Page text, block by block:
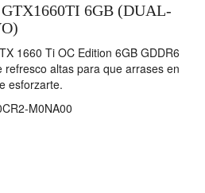
6GB (DUAL-
1660 Ti OC Edition 6GB GDDR6
refresco altas para que arrases en
esforzarte.
M0NA00